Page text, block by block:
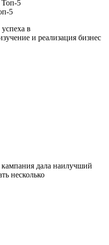
5
в
и реализация бизнес
дала наилучший
несколько